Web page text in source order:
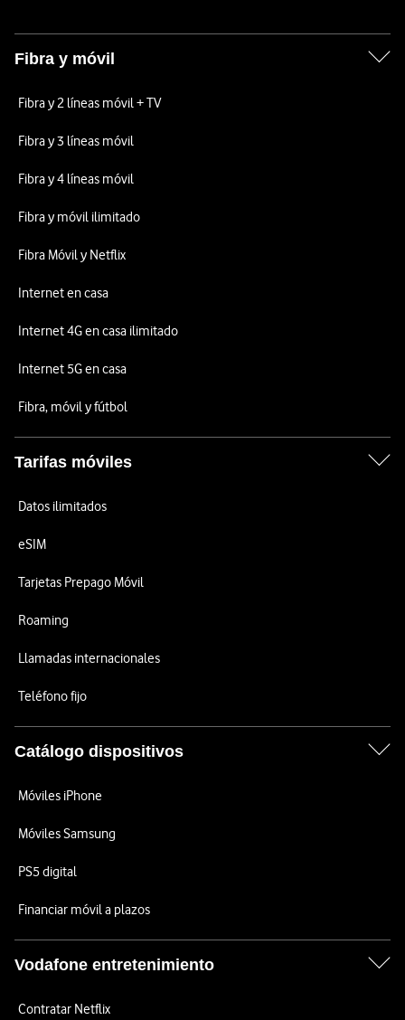
Fibra y móvil
Fibra y 2 líneas móvil + TV
Fibra y 3 líneas móvil
Fibra y 4 líneas móvil
Fibra y móvil ilimitado
Fibra Móvil y Netflix
Internet en casa
Internet 4G en casa ilimitado
Internet 5G en casa
Fibra, móvil y fútbol
Tarifas móviles
Datos ilimitados
eSIM
Tarjetas Prepago Móvil
Roaming
Llamadas internacionales
Teléfono fijo
Catálogo dispositivos
Móviles iPhone
Móviles Samsung
PS5 digital
Financiar móvil a plazos
Vodafone entretenimiento
Contratar Netflix